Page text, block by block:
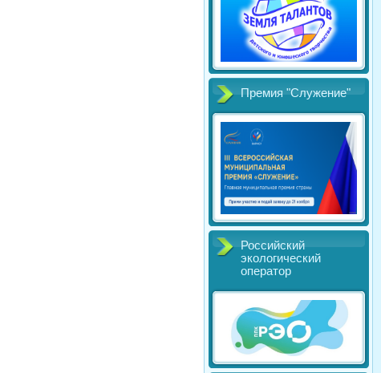
Премия "Служение"
Российский
экологический
оператор